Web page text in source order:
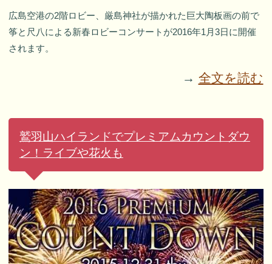
広島空港の2階ロビー、厳島神社が描かれた巨大陶板画の前で
筝と尺八による新春ロビーコンサートが2016年1月3日に開催
されます。
→ 全文を読む
鷲羽山ハイランドでプレミアムカウントダウ
ン！ライブや花火も